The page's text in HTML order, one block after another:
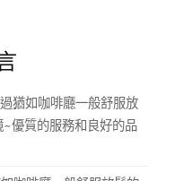
過猶如咖啡廳一般舒服放
優質的服務和良好的品